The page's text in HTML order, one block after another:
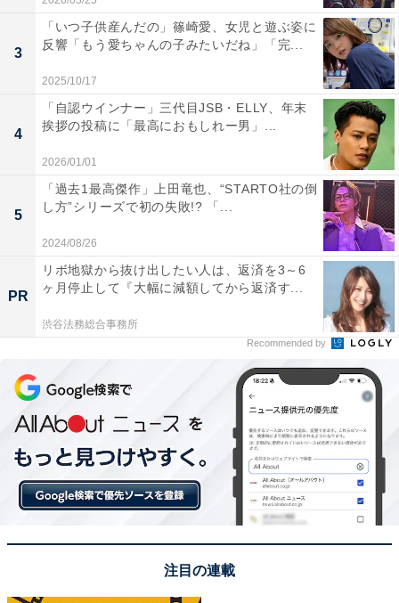
3
「いつ子供産んだの」篠崎愛、女児と遊ぶ姿に
反響「もう愛ちゃんの子みたいだね」「完...
2025/10/17
4
「自認ウインナー」三代目JSB・ELLY、年末
挨拶の投稿に「最高におもしれー男」...
2026/01/01
5
「過去1最高傑作」上田竜也、“STARTO社の倒
し方”シリーズで初の失敗!? 「...
2024/08/26
PR
リボ地獄から抜け出したい人は、返済を3～6
ヶ月停止して『大幅に減額してから返済す...
渋谷法務総合事務所
Recommended by
注目の連載